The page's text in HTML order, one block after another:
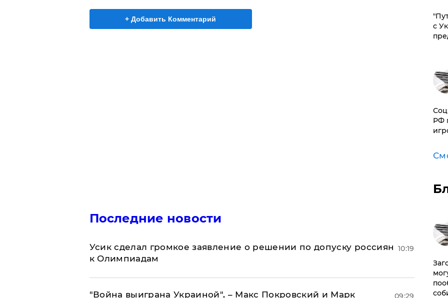
+ Добавить Комментарий
Последние новости
Усик сделал громкое заявление о решении по допуску россиян
к Олимпиадам
10:19
"Война выиграна Украиной", – Макс Покровский и Марк 09:29
с
РФ